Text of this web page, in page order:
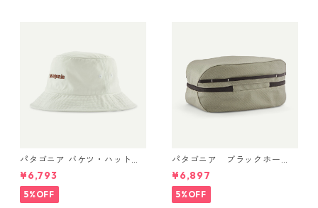
パタゴニア バケツ・ハット 3
3595 Text Logo: Birch Whit
e
¥6,793
5%OFF
パタゴニア ブラックホー
ル・キューブ 6L (カラー We
athered Stone) Patagonia B
lack Hole® Cube 6L 日本正規
品 製品番号 49367
¥6,897
5%OFF